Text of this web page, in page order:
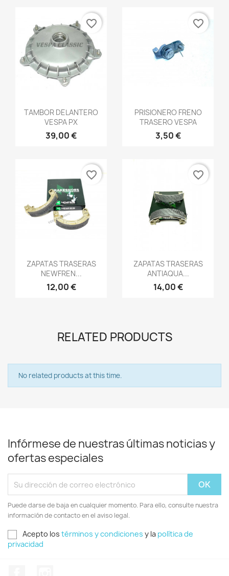
Vista rápida
TAMBOR DELANTERO
VESPA PX
39,00 €
favorite_border
Vista rápida
PRISIONERO FRENO
TRASERO VESPA
3,50 €
favorite_border
Vista rápida
ZAPATAS TRASERAS
NEWFREN...
12,00 €
favorite_border
Vista rápida
ZAPATAS TRASERAS
ANTIAQUA...
14,00 €
favorite_border
RELATED PRODUCTS
No related products at this time.
Infórmese de nuestras últimas noticias y
ofertas especiales
Puede darse de baja en cualquier momento. Para ello, consulte nuestra
información de contacto en el aviso legal.
Acepto los términos y condiciones y la política de
privacidad